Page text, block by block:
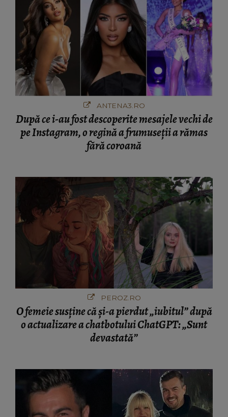
ANTENA3.RO
După ce i-au fost descoperite mesajele vechi de
pe Instagram, o regină a frumuseții a rămas
fără coroană
PEROZ.RO
O femeie susține că și-a pierdut „iubitul” după
o actualizare a chatbotului ChatGPT: „Sunt
devastată”